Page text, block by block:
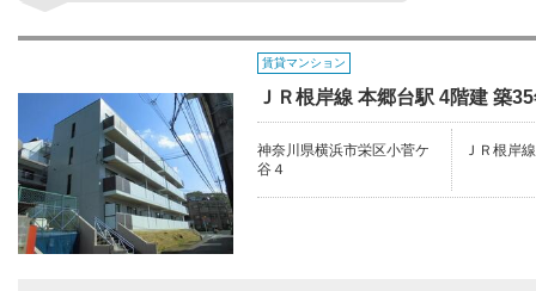
賃貸マンション
ＪＲ根岸線 本郷台駅 4階建 築
神奈川県横浜市栄区小菅ケ
谷４
ＪＲ根岸